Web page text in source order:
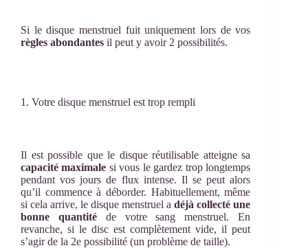
Si le disque menstruel fuit uniquement lors de vos
règles abondantes il peut y avoir 2 possibilités.
1. Votre disque menstruel est trop rempli
Il est possible que le disque réutilisable atteigne sa
capacité maximale si vous le gardez trop longtemps
pendant vos jours de flux intense. Il se peut alors
qu’il commence à déborder. Habituellement, même
si cela arrive, le disque menstruel adéjà collecté une
bonne quantitéde votre sang menstruel.En
revanche, si le disc est complètement vide, il peut
s’agir de la 2e possibilité (un problème de taille).